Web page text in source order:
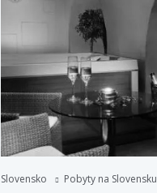
Slovensko Pobyty na Slovensku